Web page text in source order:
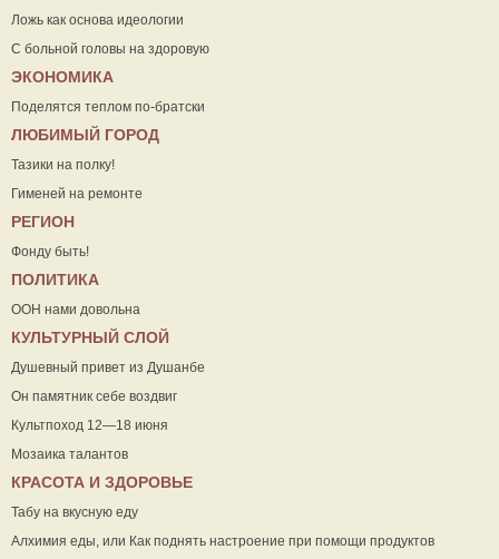
Ложь как основа идеологии
С больной головы на здоровую
ЭКОНОМИКА
Поделятся теплом по-братски
ЛЮБИМЫЙ ГОРОД
Тазики на полку!
Гименей на ремонте
РЕГИОН
Фонду быть!
ПОЛИТИКА
ООН нами довольна
КУЛЬТУРНЫЙ СЛОЙ
Душевный привет из Душанбе
Он памятник себе воздвиг
Культпоход 12—18 июня
Мозаика талантов
КРАСОТА И ЗДОРОВЬЕ
Табу на вкусную еду
Алхимия еды, или Как поднять настроение при помощи продуктов